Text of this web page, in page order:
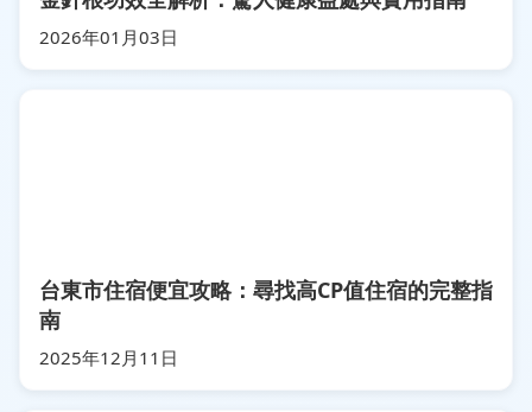
2026年01月03日
台東市住宿便宜攻略：尋找高CP值住宿的完整指
南
2025年12月11日